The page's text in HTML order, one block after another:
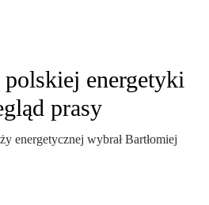
energetyki
prasy
energetycznej wybrał Bartłomiej